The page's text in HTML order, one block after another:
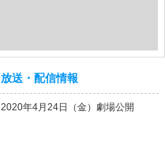
放送・配信情報
2020年4月24日（金）劇場公開